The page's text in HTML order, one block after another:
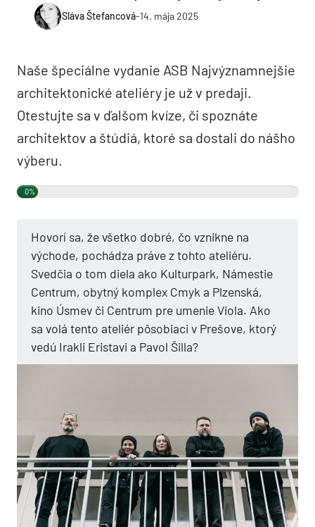
Sláva Štefancová-14. mája 2025
Naše špeciálne vydanie ASB Najvýznamnejšie
architektonické ateliéry je už v predaji.
Otestujte sa v ďalšom kvíze, či spoznáte
architektov a štúdiá, ktoré sa dostali do nášho
výberu.
0%
Hovorí sa, že všetko dobré, čo vznikne na
východe, pochádza práve z tohto ateliéru.
Svedčia o tom diela ako Kulturpark, Námestie
Centrum, obytný komplex Cmyk a Plzenská,
kino Úsmev či Centrum pre umenie Viola. Ako
sa volá tento ateliér pôsobiaci v Prešove, ktorý
vedú Irakli Eristavi a Pavol Šilla?